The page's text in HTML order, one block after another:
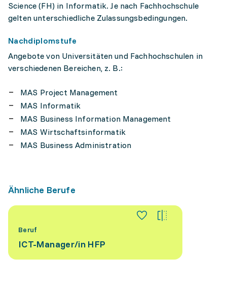
Science (FH) in Informatik. Je nach Fachhochschule
gelten unterschiedliche Zulassungsbedingungen.
Nachdiplomstufe
Angebote von Universitäten und Fachhochschulen in
verschiedenen Bereichen, z. B.:
MAS Project Management
MAS Informatik
MAS Business Information Management
MAS Wirtschaftsinformatik
MAS Business Administration
Ähnliche Berufe
Beruf
ICT-Manager/​in HFP